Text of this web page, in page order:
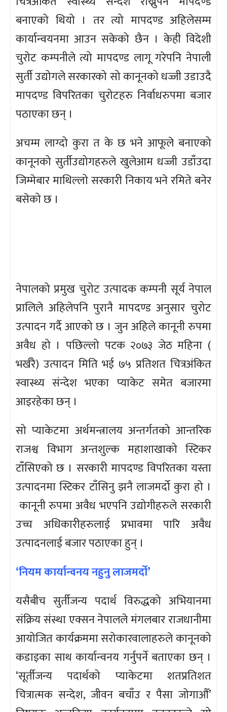
बनाएको थियो । तर त्यो मापदण्ड अहिलेसम्म
कार्यान्वयनमा आउन सकेको छैन । केही विदेशी
चुरोट कम्पनीले त्यो मापदण्ड लागू गरेपनि नेपाली
सुर्ती उद्योगले सरकारको सो कानूनको धज्जी उडाउदै
मापदण्ड विपरितका चुरोटहरु निर्वाधरुपमा बजार
पठाएका छन् ।
अचम्म लाग्दो कुरा त के छ भने आफूले बनाएको
कानूनको सुर्तीउद्योगहरुले खुलेआम धज्जी उडाँउदा
जिम्मेबार माथिल्लो सरकारी निकाय भने रमिते बनेर
बसेको छ ।
नेपालको प्रमुख चुरोट उत्पादक कम्पनी सूर्य नेपाल
प्रालिले अहिलेपनि पुरानै मापदण्ड अनुसार चुरोट
उत्पादन गर्दै आएको छ । जुन अहिले कानूनी रुपमा
अवैध हो । पछिल्लो पटक २०७३ जेठ महिना (
भर्खरै) उत्पादन मिति भई ७५ प्रतिशत चित्रअंकित
स्वास्थ्य संन्देश भएका प्याकेट समेत बजारमा
आइरहेका छन् ।
सो प्याकेटमा अर्थमन्त्रालय अन्तर्गतको आन्तरिक
राजश्व विभाग अन्तशुल्क महाशाखाको स्टिकर
टाँसिएको छ । सरकारी मापदण्ड विपरितका यस्ता
उत्पादनमा स्टिकर टाँसिनु झनै लाजमर्दो कुरा हो ।
कानूनी रुपमा अवैध भएपनि उद्योगीहरुले सरकारी
उच्च अधिकारीहरुलाई प्रभावमा पारि अवैध
उत्पादनलाई बजार पठाएका हुन् ।
‘नियम कार्यान्वनय नहुनु लाजमर्दो’
यसैबीच सुर्तीजन्य पदार्थ विरुद्धको अभियानमा
संक्रिय संस्था एक्सन नेपालले मंगलबार राजधानीमा
आयोजित कार्यक्रममा सरोकारवालाहरुले कानूनको
कडाइका साथ कार्यान्वनय गर्नुपर्ने बताएका छन् ।
‘सूर्तीजन्य पदार्थको प्याकेटमा शतप्रतिशत
चित्रात्मक सन्देश, जीवन बचाँउ र पैसा जोगाऔँ’